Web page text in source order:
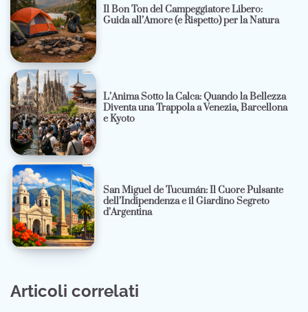
Il Bon Ton del Campeggiatore Libero:
Guida all’Amore (e Rispetto) per la Natura
L’Anima Sotto la Calca: Quando la Bellezza
Diventa una Trappola a Venezia, Barcellona
e Kyoto
San Miguel de Tucumán: Il Cuore Pulsante
dell’Indipendenza e il Giardino Segreto
d’Argentina
Articoli correlati